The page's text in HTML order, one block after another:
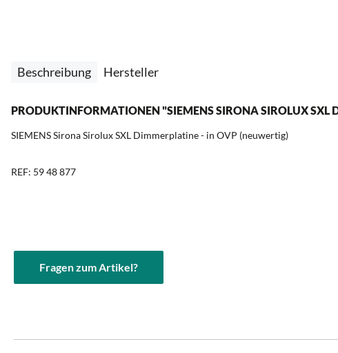
Beschreibung Hersteller
PRODUKTINFORMATIONEN "SIEMENS SIRONA SIROLUX SXL
SIEMENS Sirona Sirolux SXL Dimmerplatine - in OVP (neuwertig)
REF: 59 48 877
Fragen zum Artikel?